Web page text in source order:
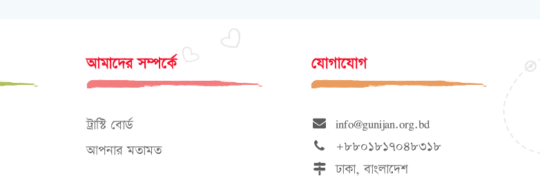
আমাদের সম্পর্কে
ট্রাস্টি বোর্ড
আপনার মতামত
যোগাযোগ
info@gunijan.org.bd
+৮৮০১৮১৭০৪৮৩১৮
ঢাকা, বাংলাদেশ